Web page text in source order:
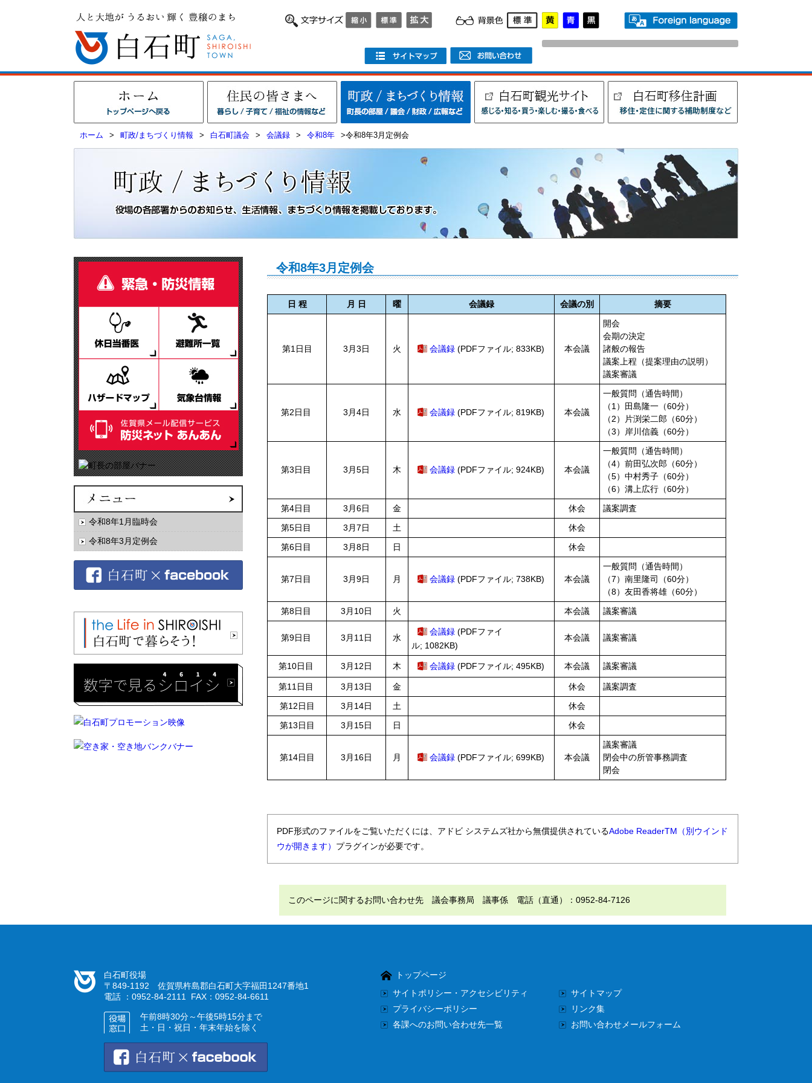
ホーム > 町政/まちづくり情報 > 白石町議会 > 会議録 > 令和8年 >令和8年3月定例会
令和8年1月臨時会
令和8年3月定例会
令和8年3月定例会
日 程 月 日 曜 会議録 会議の別 摘要
第1日目 3月3日 火 会議録 (PDFファイル; 833KB) 本会議
開会
会期の決定
諸般の報告
議案上程（提案理由の説明）
議案審議
第2日目 3月4日 水 会議録 (PDFファイル; 819KB) 本会議
一般質問（通告時間）
（1）田島隆一（60分）
（2）片渕栄二郎（60分）
（3）岸川信義（60分）
第3日目 3月5日 木 会議録 (PDFファイル; 924KB) 本会議
一般質問（通告時間）
（4）前田弘次郎（60分）
（5）中村秀子（60分）
（6）溝上広行（60分）
第4日目
3月6日 金 休会
議案調査
第5日目
3月7日 土
休会
第6日目
3月8日 日 休会
第7日目 3月9日 月 会議録 (PDFファイル; 738KB) 本会議
一般質問（通告時間）
（7）南里隆司（60分）
（8）友田香将雄（60分）
第8日目
3月10日 火 本会議 議案審議
第9日目 3月11日 水
会議録 (PDFファイ
ル; 1082KB)
本会議 議案審議
第10日目 3月12日 木 会議録 (PDFファイル; 495KB) 本会議 議案審議
第11日目 3月13日 金 休会
議案調査
第12日目
3月14日 土
休会
第13日目
3月15日 日 休会
第14日目 3月16日 月 会議録 (PDFファイル; 699KB) 本会議
議案審議
閉会中の所管事務調査
閉会
PDF形式のファイルをご覧いただくには、アドビ システムズ社から無償提供されているAdobe ReaderTM（別ウインド
ウが開きます） プラグインが必要です。
このページに関するお問い合わせ先 議会事務局 議事係 電話（直通）：0952-84-7126
白石町役場
〒849-1192 佐賀県杵島郡白石町大字福田1247番地1
電話 ：0952-84-2111 FAX：0952-84-6611
午前8時30分～午後5時15分まで
土・日・祝日・年末年始を除く
トップページ
サイトポリシー・アクセシビリティ
サイトマップ
プライバシーポリシー
リンク集
各課へのお問い合わせ先一覧
お問い合わせメールフォーム